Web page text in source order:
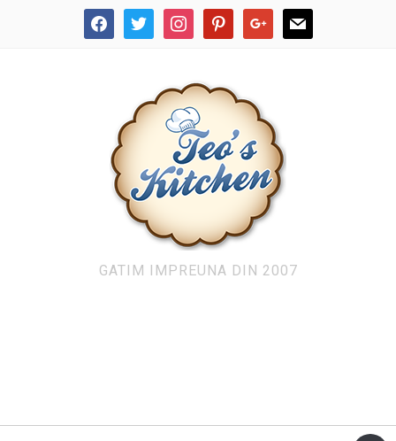
facebooktwitter instagrampinterestgoogle mail
GATIM IMPREUNA DIN 2007